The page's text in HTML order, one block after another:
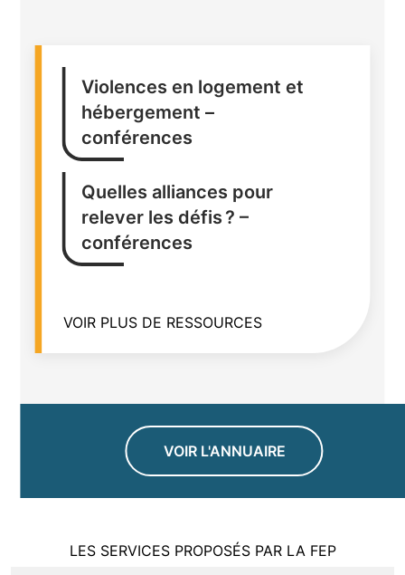
Violences en logement et
hébergement –
conférences
Quelles alliances pour
relever les défis ? –
conférences
VOIR PLUS DE RESSOURCES
VOIR L'ANNUAIRE
LES SERVICES PROPOSÉS PAR LA FEP